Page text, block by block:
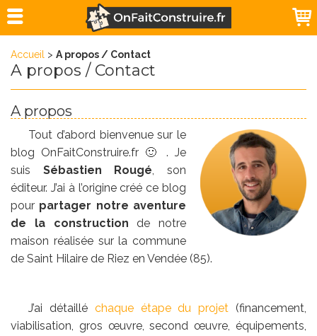
Accueil > A propos / Contact
A propos / Contact
A propos
Tout d’abord bienvenue sur le
blog OnFaitConstruire.fr 🙂 . Je
suis Sébastien Rougé, son
éditeur. J’ai à l’origine créé ce blog
pour partager notre aventure
de la construction de notre
maison réalisée sur la commune
de Saint Hilaire de Riez en Vendée (85).
J’ai détaillé chaque étape du projet (financement,
viabilisation, gros œuvre, second œuvre, équipements,